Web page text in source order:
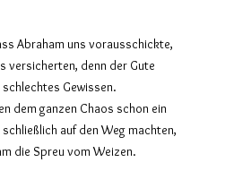
Abraham uns vorausschickte,
versicherten, denn der Gute
Gewissen.
dem ganzen Chaos schon ein
auf den Weg machten,
die Spreu vom Weizen.